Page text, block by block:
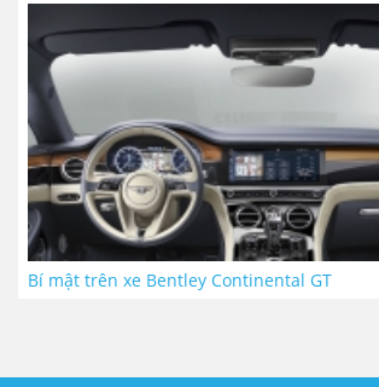
Bí mật trên xe Bentley Continental GT